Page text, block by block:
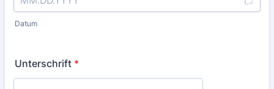
Datum
Unterschrift *